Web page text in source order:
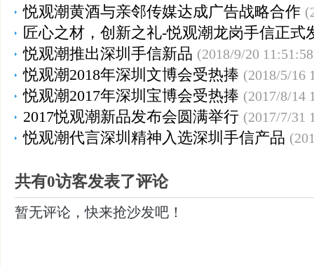
悦观潮黄酒与亲邻传媒达成广告战略合作
匠心之材，创新之礼-悦观潮龙岗手信正式
悦观潮推出深圳手信新品 (2018/9/20
悦观潮2018年深圳文博会受热捧 (2018/5/16
悦观潮2017年深圳宝博会受热捧 (2017/8/14
2017悦观潮新品发布会圆满举行 (2017/7/31
悦观潮代言深圳精神入选深圳手信产品
共有0访客发表了评论
暂无评论，快来抢沙发吧！